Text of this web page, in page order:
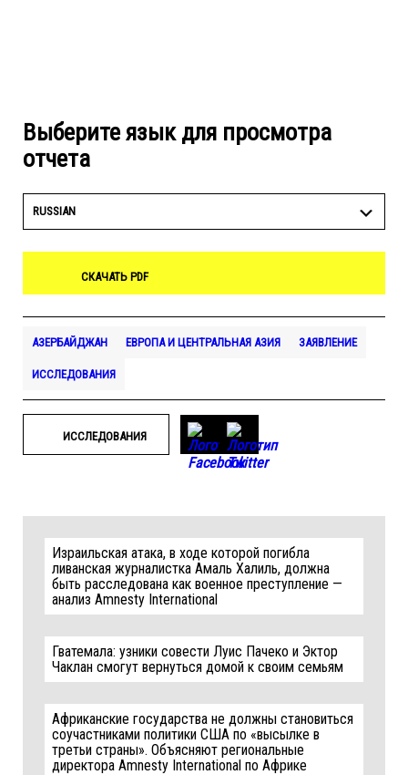
Выберите язык для просмотра
отчета
RUSSIAN
СКАЧАТЬ PDF
АЗЕРБАЙДЖАН ЕВРОПА И ЦЕНТРАЛЬНАЯ АЗИЯ ЗАЯВЛЕНИЕ
ИССЛЕДОВАНИЯ
ИССЛЕДОВАНИЯ
Израильская атака, в ходе которой погибла
ливанская журналистка Амаль Халиль, должна
быть расследована как военное преступление —
анализ Amnesty International
Гватемала: узники совести Луис Пачеко и Эктор
Чаклан смогут вернуться домой к своим семьям
Африканские государства не должны становиться
соучастниками политики США по «высылке в
третьи страны». Объясняют региональные
директора Amnesty International по Африке